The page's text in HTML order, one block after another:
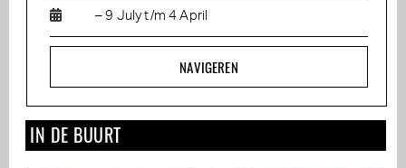
– 9 July t/m 4 April
NAVIGEREN
IN DE BUURT